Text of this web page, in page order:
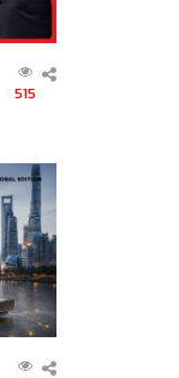
515